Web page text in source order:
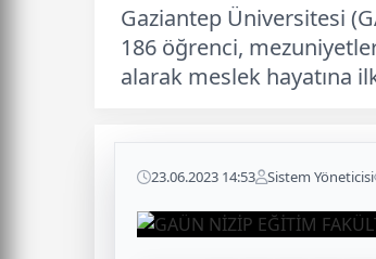
Gaziantep Üniversitesi
186 öğrenci,
alarak meslek hayatına ilk
23.06.2023 14:53 Sistem Yöneticisi